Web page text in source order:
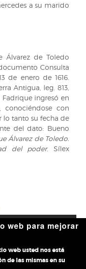
a su marido
Álvarez de Toledo
Consulta
de enero de 1616.
Antigua, leg. 813,
Fadrique ingresó en
con
lo tanto su fecha de
del dato: Bueno
Álvarez de Toledo.
del poder. Sílex
privacidad |Política
web para mejorar
web usted nos está
de las mismas en su